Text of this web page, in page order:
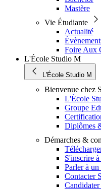
Mastère
Vie Étudiante
Actualité
Foire Aux
L'École Studio M
L'École Studio M
Bienvenue chez
L'École
Groupe
Diplômes
Démarches &
S'inscrire
Parler à
Contacter